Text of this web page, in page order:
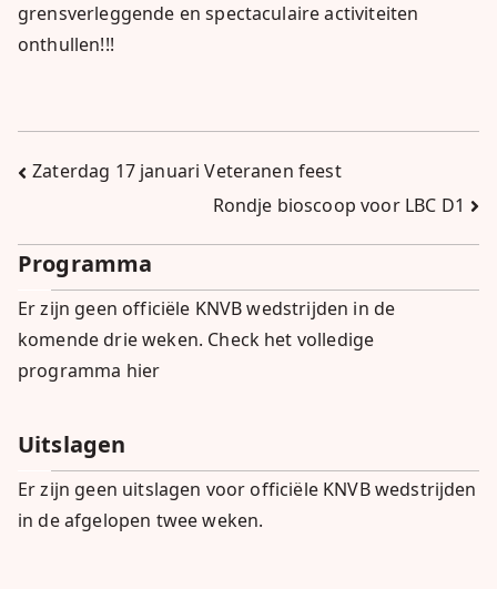
grensverleggende en spectaculaire activiteiten
onthullen!!!
Bericht
Zaterdag 17 januari Veteranen feest
Rondje bioscoop voor LBC D1
Programma
Er zijn geen officiële KNVB wedstrijden in de
komende drie weken. Check het volledige
programma hier
Uitslagen
Er zijn geen uitslagen voor officiële KNVB wedstrijden
in de afgelopen twee weken.